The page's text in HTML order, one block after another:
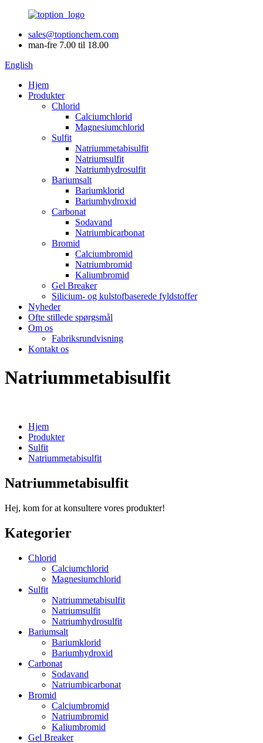
sales@toptionchem.com
man-fre 7.00 til 18.00
English
Hjem
Produkter
Chlorid
Calciumchlorid
Magnesiumchlorid
Sulfit
Natriummetabisulfit
Natriumsulfit
Natriumhydrosulfit
Bariumsalt
Bariumklorid
Bariumhydroxid
Carbonat
Sodavand
Natriumbicarbonat
Bromid
Calciumbromid
Natriumbromid
Kaliumbromid
Gel Breaker
Silicium- og kulstofbaserede fyldstoffer
Nyheder
Ofte stillede spørgsmål
Om os
Fabriksrundvisning
Kontakt os
Natriummetabisulfit
Hjem
Produkter
Sulfit
Natriummetabisulfit
Natriummetabisulfit
Hej, kom for at konsultere vores produkter!
Kategorier
Chlorid
Calciumchlorid
Magnesiumchlorid
Sulfit
Natriummetabisulfit
Natriumsulfit
Natriumhydrosulfit
Bariumsalt
Bariumklorid
Bariumhydroxid
Carbonat
Sodavand
Natriumbicarbonat
Bromid
Calciumbromid
Natriumbromid
Kaliumbromid
Gel Breaker